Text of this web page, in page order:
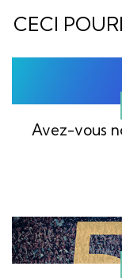
CECI
Avez-vous